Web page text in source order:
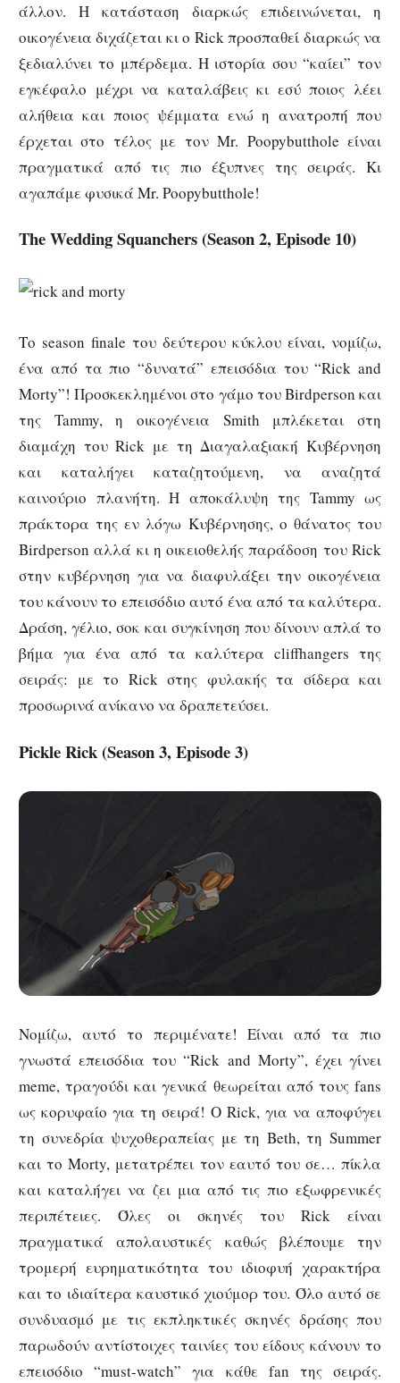
άλλον. Η κατάσταση διαρκώς επιδεινώνεται, η
οικογένεια διχάζεται κι ο Rick προσπαθεί διαρκώς να
ξεδιαλύνει το μπέρδεμα. Η ιστορία σου “καίει” τον
εγκέφαλο μέχρι να καταλάβεις κι εσύ ποιος λέει
αλήθεια και ποιος ψέμματα ενώ η ανατροπή που
έρχεται στο τέλος με τον Mr. Poopybutthole είναι
πραγματικά από τις πιο έξυπνες της σειράς. Κι
αγαπάμε φυσικά Mr. Poopybutthole!
The Wedding Squanchers (Season 2, Episode 10)
Το season finale του δεύτερου κύκλου είναι, νομίζω,
ένα από τα πιο “δυνατά” επεισόδια του “Rick and
Morty”! Προσκεκλημένοι στο γάμο του Birdperson και
της Tammy, η οικογένεια Smith μπλέκεται στη
διαμάχη του Rick με τη Διαγαλαξιακή Κυβέρνηση
και καταλήγει καταζητούμενη, να αναζητά
καινούριο πλανήτη. Η αποκάλυψη της Tammy ως
πράκτορα της εν λόγω Κυβέρνησης, ο θάνατος του
Birdperson αλλά κι η οικειοθελής παράδοση του Rick
στην κυβέρνηση για να διαφυλάξει την οικογένεια
του κάνουν το επεισόδιο αυτό ένα από τα καλύτερα.
Δράση, γέλιο, σοκ και συγκίνηση που δίνουν απλά το
βήμα για ένα από τα καλύτερα cliffhangers της
σειράς: με το Rick στης φυλακής τα σίδερα και
προσωρινά ανίκανο να δραπετεύσει.
Pickle Rick (Season 3, Episode 3)
Νομίζω, αυτό το περιμένατε! Είναι από τα πιο
γνωστά επεισόδια του “Rick and Morty”, έχει γίνει
meme, τραγούδι και γενικά θεωρείται από τους fans
ως κορυφαίο για τη σειρά! Ο Rick, για να αποφύγει
τη συνεδρία ψυχοθεραπείας με τη Beth, τη Summer
και το Morty, μετατρέπει τον εαυτό του σε… πίκλα
και καταλήγει να ζει μια από τις πιο εξωφρενικές
περιπέτειες. Όλες οι σκηνές του Rick είναι
πραγματικά απολαυστικές καθώς βλέπουμε την
τρομερή ευρηματικότητα του ιδιοφυή χαρακτήρα
και το ιδιαίτερα καυστικό χιούμορ του. Όλο αυτό σε
συνδυασμό με τις εκπληκτικές σκηνές δράσης που
παρωδούν αντίστοιχες ταινίες του είδους κάνουν το
επεισόδιο “must-watch” για κάθε fan της σειράς.